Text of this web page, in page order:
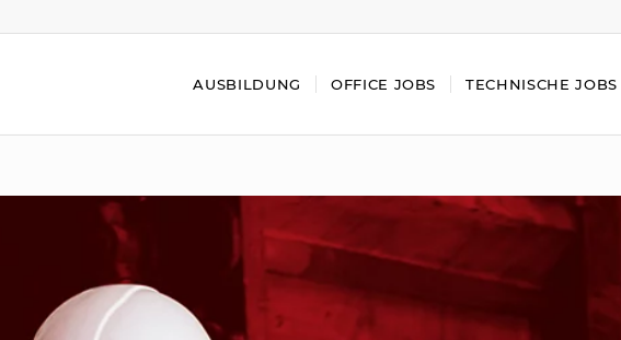
AUSBILDUNG OFFICE JOBS TECHNISCHE JOBS